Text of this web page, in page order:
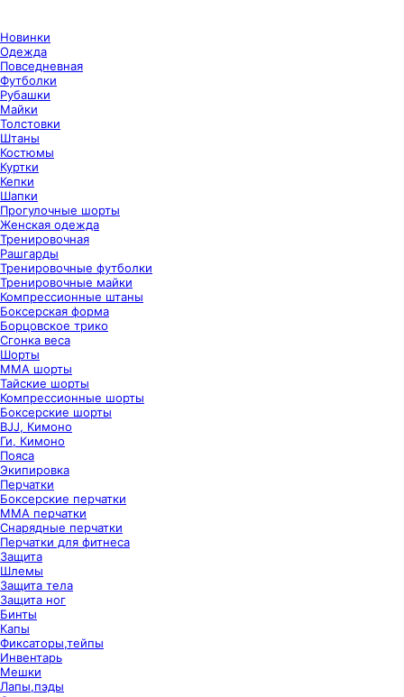
Новинки
Одежда
Повседневная
Футболки
Рубашки
Майки
Толстовки
Штаны
Костюмы
Куртки
Кепки
Шапки
Прогулочные шорты
Женская одежда
Тренировочная
Рашгарды
Тренировочные футболки
Тренировочные майки
Компрессионные штаны
Боксерская форма
Борцовское трико
Сгонка веса
Шорты
ММА шорты
Тайские шорты
Компрессионные шорты
Боксерские шорты
BJJ, Кимоно
Ги, Кимоно
Пояса
Экипировка
Перчатки
Боксерские перчатки
ММА перчатки
Снарядные перчатки
Перчатки для фитнеса
Защита
Шлемы
Защита тела
Защита ног
Бинты
Капы
Фиксаторы,тейпы
Инвентарь
Мешки
Лапы,пэды